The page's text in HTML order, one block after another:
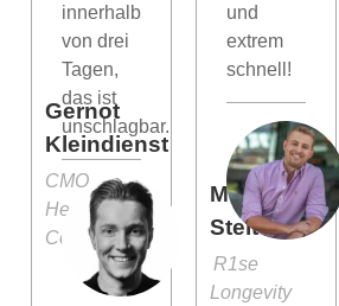
Gernot
Kleindienst
CMO
Heartbeat
Consulting
innerhalb
von drei
Tagen,
das ist
unschlagbar.
Moritz
Stelter
R1se
Longevity
und
extrem
schnell!